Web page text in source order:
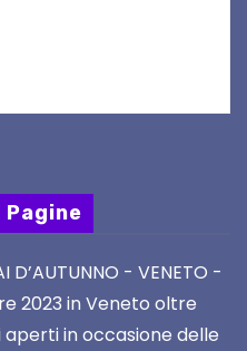
D’AUTUNNO - VENETO -
2023 in Veneto oltre
in occasione delle